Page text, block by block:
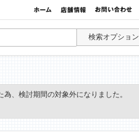
検索オプション
、検討期間の対象外になりました。